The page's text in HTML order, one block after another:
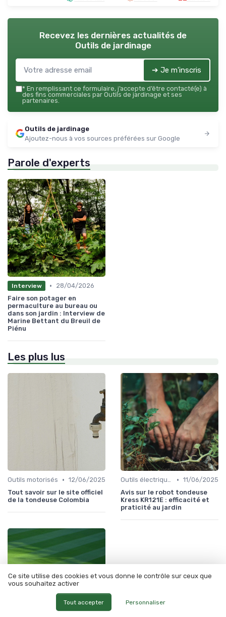
Recevez les dernières actualités de
Outils de jardinage
➔ Je m'inscris
* En remplissant ce formulaire, j’accepte d’être contacté(e) à
des fins commerciales par Outils de jardinage et ses
partenaires.
Outils de jardinage
Ajoutez-nous à vos sources préférées sur Google
Parole d'experts
Interview •
28/04/2026
Faire son potager en
permaculture au bureau ou
dans son jardin : Interview de
Marine Bettant du Breuil de
Piénu
Les plus lus
Outils motorisés • 12/06/2025
Tout savoir sur le site officiel
de la tondeuse Colombia
Outils électriques • 11/06/2025
Avis sur le robot tondeuse
Kress KR121E : efficacité et
praticité au jardin
Ce site utilise des cookies et vous donne le contrôle sur ceux que
vous souhaitez activer
Tout accepter Personnaliser